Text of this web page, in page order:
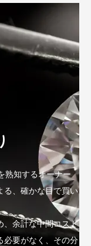
熟知するオーナー
る、確かな目で買い
、余計な中間コスト
必要がなく、その分